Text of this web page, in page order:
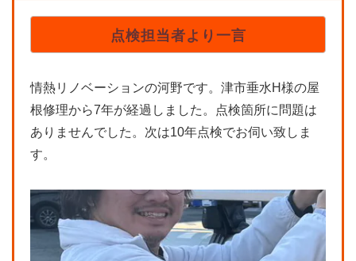
点検担当者より一言
情熱リノベーションの河野です。津市垂水H様の屋
根修理から7年が経過しました。点検箇所に問題は
ありませんでした。次は10年点検でお伺い致しま
す。